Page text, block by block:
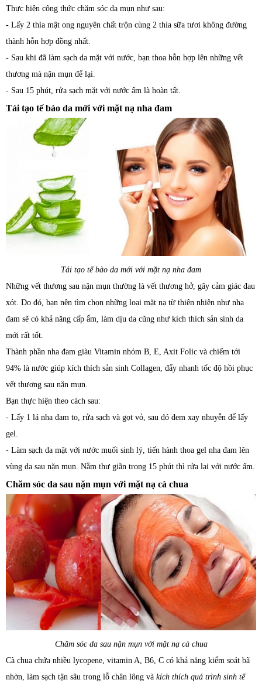
Thực hiện công thức chăm sóc da mụn như sau:
- Lấy 2 thìa mật ong nguyên chất trộn cùng 2 thìa sữa tươi không đường
thành hỗn hợp đồng nhất.
- Sau khi đã làm sạch da mặt với nước, bạn thoa hỗn hợp lên những vết
thương mà nặn mụn để lại.
- Sau 15 phút, rửa sạch mặt với nước ấm là hoàn tất.
Tái tạo tế bào da mới với mặt nạ nha đam
Tái tạo tế bào da mới với mặt nạ nha đam
Những vết thương sau nặn mụn thường là vết thương hở, gây cảm giác đau
xót. Do đó, bạn nên tìm chọn những loại mặt nạ từ thiên nhiên như nha
đam sẽ có khả năng cấp ẩm, làm dịu da cũng như kích thích sản sinh da
mới rất tốt.
Thành phần nha đam giàu Vitamin nhóm B, E, Axit Folic và chiếm tới
94% là nước giúp kích thích sản sinh Collagen, đẩy nhanh tốc độ hồi phục
vết thương sau nặn mụn.
Bạn thực hiện theo cách sau:
- Lấy 1 lá nha đam to, rửa sạch và gọt vỏ, sau đó đem xay nhuyễn để lấy
gel.
- Làm sạch da mặt với nước muối sinh lý, tiến hành thoa gel nha đam lên
vùng da sau nặn mụn. Nằm thư giãn trong 15 phút thì rửa lại với nước ấm.
Chăm sóc da sau nặn mụn với mặt nạ cà chua
Chăm sóc da sau nặn mụn với mặt nạ cà chua
Cà chua chứa nhiều lycopene, vitamin A, B6, C có khả năng kiểm soát bã
nhờn, làm sạch tận sâu trong lỗ chân lông và kích thích quá trình sinh tế